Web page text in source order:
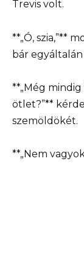
Trevis volt.
**„Ó, szia,”**
bár
**„Még
ötlet?”**
szemöldökét.
**„Nem